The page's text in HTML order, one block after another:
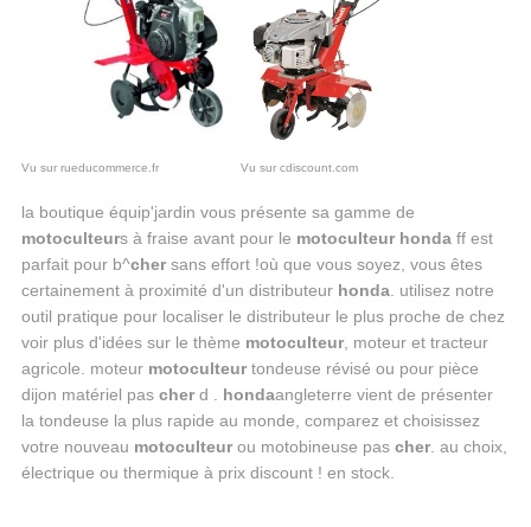
Vu sur rueducommerce.fr Vu sur cdiscount.com
la boutique équip'jardin vous présente sa gamme de
motoculteurs à fraise avant pour le motoculteur hondaff est
parfait pour b^chersans effort !où que vous soyez, vous êtes
certainement à proximité d'un distributeur honda. utilisez notre
outil pratique pour localiser le distributeur le plus proche de chez
voir plus d'idées sur le thème motoculteur, moteur et tracteur
agricole. moteur motoculteurtondeuse révisé ou pour pièce
dijon matériel pas cherd . hondaangleterre vient de présenter
la tondeuse la plus rapide au monde, comparez et choisissez
votre nouveau motoculteurou motobineuse pas cher. au choix,
électrique ou thermique à prix discount ! en stock.